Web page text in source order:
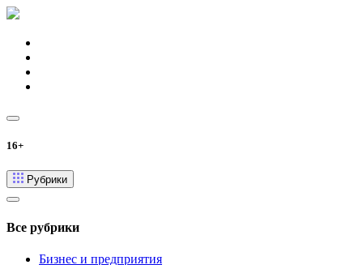
16+
Рубрики
Все рубрики
Бизнес и предприятия